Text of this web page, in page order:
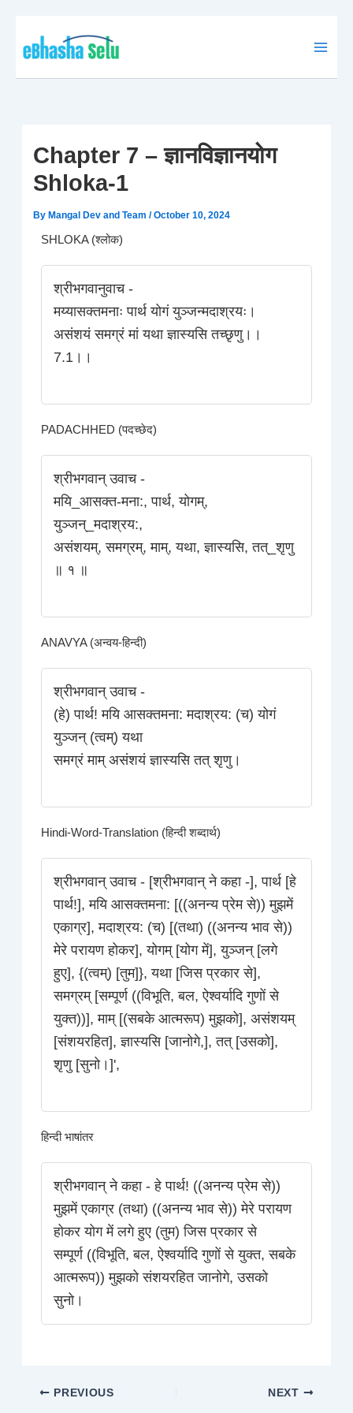
content
Chapter 7 – ज्ञानविज्ञानयोग
Shloka-1
By Mangal Dev and Team/October 10, 2024
SHLOKA (श्लोक)
श्रीभगवानुवाच -
मय्यासक्तमनाः पार्थ योगं युञ्जन्मदाश्रयः।
असंशयं समग्रं मां यथा ज्ञास्यसि तच्छृणु।।
7.1।।
PADACHHED (पदच्छेद)
श्रीभगवान् उवाच -
मयि_आसक्त-मना:, पार्थ, योगम्‌,
युञ्जन्_मदाश्रय:,
असंशयम्‌, समग्रम्‌, माम्‌, यथा, ज्ञास्यसि, तत्_शृणु
॥ १ ॥
ANAVYA (अन्वय-हिन्दी)
श्रीभगवान् उवाच -
(हे) पार्थ! मयि आसक्तमना: मदाश्रय: (च) योगं
युञ्जन्‌ (त्वम्) यथा
समग्रं माम्‌ असंशयं ज्ञास्यसि तत्‌ शृणु।
Hindi-Word-Translation (हिन्दी शब्दार्थ)
श्रीभगवान् उवाच - [श्रीभगवान् ने कहा -], पार्थ [हे
पार्थ!], मयि आसक्तमना: [((अनन्य प्रेम से)) मुझमें
एकाग्र], मदाश्रय: (च) [(तथा) ((अनन्य भाव से))
मेरे परायण होकर], योगम् [योग में], युञ्जन् [लगे
हुए], {(त्वम्) [तुम]}, यथा [जिस प्रकार से],
समग्रम् [सम्पूर्ण ((विभूति, बल, ऐश्वर्यादि गुणों से
युक्त))], माम् [(सबके आत्मरूप) मुझको], असंशयम्
[संशयरहित], ज्ञास्यसि [जानोगे,], तत् [उसको],
शृणु [सुनो।]',
हिन्दी भाषांतर
श्रीभगवान् ने कहा - हे पार्थ! ((अनन्य प्रेम से))
मुझमें एकाग्र (तथा) ((अनन्य भाव से)) मेरे परायण
होकर योग में लगे हुए (तुम) जिस प्रकार से
सम्पूर्ण ((विभूति, बल, ऐश्वर्यादि गुणों से युक्त, सबके
आत्मरूप)) मुझको संशयरहित जानोगे, उसको
सुनो।
PREVIOUS NEXT